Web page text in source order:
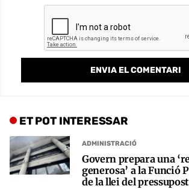
ET POT INTERESSAR
ADMINISTRACIÓ
Govern prepara una
generosa’ a la Funció
de la llei del